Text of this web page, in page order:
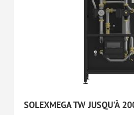
SOLEXMEGA TW JUSQU'À